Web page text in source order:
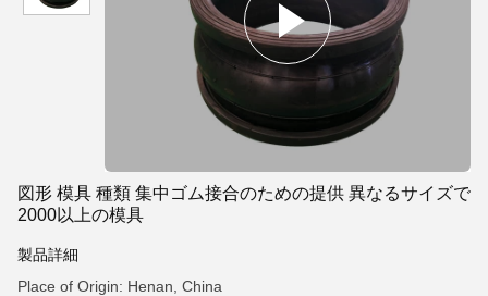
図形 模具 種類 集中ゴム接合のための提供 異なるサイズで
2000以上の模具
製品詳細
Place of Origin: Henan, China